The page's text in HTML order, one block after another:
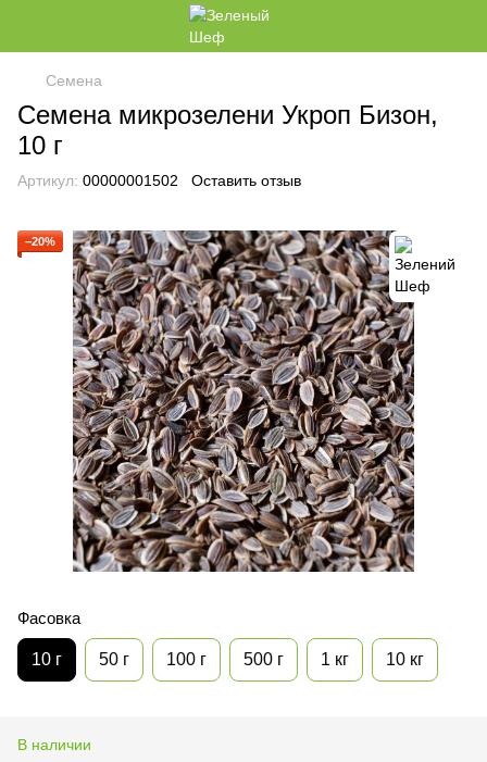
Семена
Семена микрозелени Укроп Бизон,
10 г
Артикул: 00000001502 Оставить отзыв
−20%
Фасовка
10 г 50 г 100 г 500 г 1 кг 10 кг
В наличии